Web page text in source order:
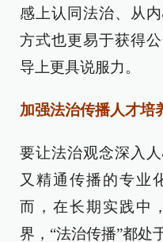
感上认同法治、从
方式也更易于获得
导上更具说服力。
加强法治传播人才培
要让法治观念深入
又精通传播的专业
而，在长期实践中
界，“法治传播”都处